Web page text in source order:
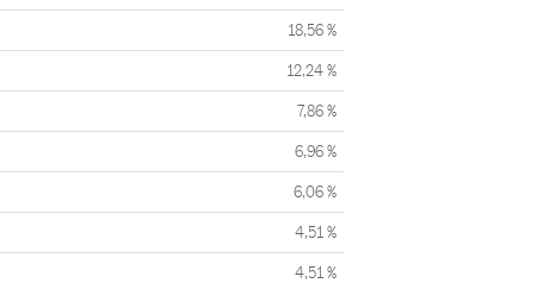
18,56 %
12,24 %
7,86 %
6,96 %
6,06 %
4,51 %
4,51 %